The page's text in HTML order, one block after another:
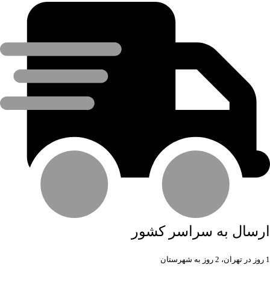
ارسال به سراسر کشور
1 روز در تهران، 2 روز به شهرستان